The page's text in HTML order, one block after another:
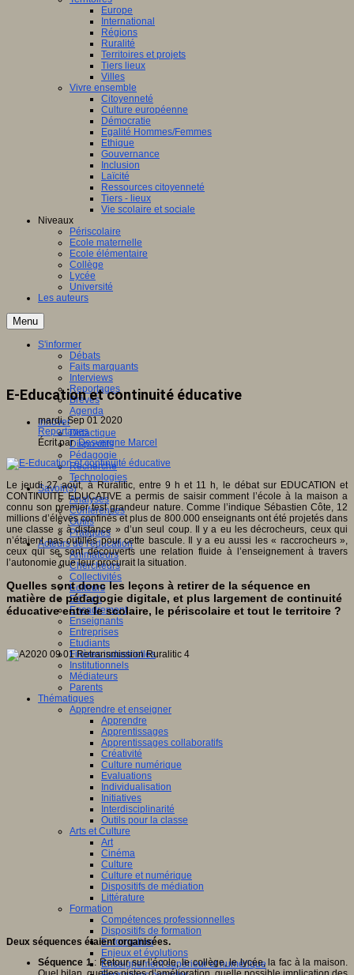
Europe
International
Régions
Ruralité
Territoires et projets
Tiers lieux
Villes
Vivre ensemble
Citoyenneté
Culture européenne
Démocratie
Egalité Hommes/Femmes
Ethique
Gouvernance
Inclusion
Laïcité
Ressources citoyenneté
Tiers - lieux
Vie scolaire et sociale
Niveaux
Périscolaire
Ecole maternelle
Ecole élémentaire
Collège
Lycée
Université
Les auteurs
Menu
S'informer
Débats
Faits marquants
Interviews
Reportages
Brèves
Agenda
Innover
Didactique
Dispositifs
Pédagogie
Recherche
Technologies
Savoir(s)
Analyses
Conférences
Outils
Pratiques
Acteurs de l'éducation
Animateurs
Chercheurs
Collectivités
Editeurs
EdTech
Encadrement
Enseignants
Entreprises
Etudiants
Filières industrielles
Institutionnels
Médiateurs
Parents
Thématiques
Apprendre et enseigner
Apprendre
Apprentissages
Apprentissages collaboratifs
Créativité
Culture numérique
Evaluations
Individualisation
Initiatives
Interdisciplinarité
Outils pour la classe
Arts et Culture
Art
Cinéma
Culture
Culture et numérique
Dispositifs de médiation
Littérature
Formation
Compétences professionnelles
Dispositifs de formation
E- formation
Enjeux et évolutions
Enseignement supérieur et numérique
E-Education et continuité éducative
mardi, Sep 01 2020
Reportages
Écrit parDesvergne Marcel
Le jeudi 27 août, à Ruralitic, entre 9 h et 11 h, le débat sur EDUCATION et
CONTINUITE EDUCATIVE a permis de saisir comment l’école à la maison a
connu son premier test grandeur nature. Comme l’indique Sébastien Côte, 12
millions d’élèves confinés et plus de 800.000 enseignants ont été projetés dans
une classe « à distance » d’un seul coup. Il y a eu les décrocheurs, ceux qui
n’étaient pas outillés pour cette bascule. Il y a eu aussi les « raccrocheurs »,
ceux qui se sont découverts une relation fluide à l’enseignement à travers
l’autonomie que leur procurait la situation.
Quelles sont donc les leçons à retirer de la séquence en
matière de pédagogie digitale, et plus largement de continuité
éducative entre le scolaire, le périscolaire et tout le territoire ?
Deux séquences étaient organisées.
Séquence 1: Retour sur l’école, le collège, le lycée, la fac à la maison.